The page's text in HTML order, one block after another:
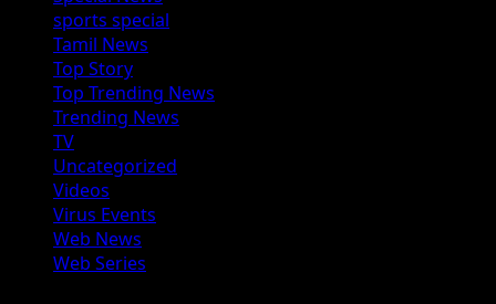
sports special
Tamil News
Top Story
Top Trending News
Trending News
TV
Uncategorized
Videos
Virus Events
Web News
Web Series